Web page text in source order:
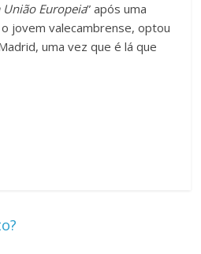
União Europeia” após uma
jovem valecambrense, optou
uma vez que é lá que